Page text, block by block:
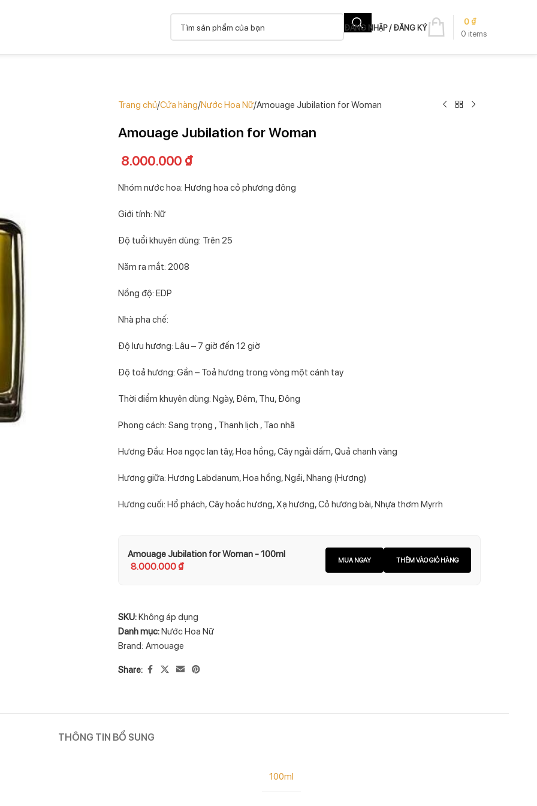
ĐĂNG NHẬP / ĐĂNG KÝ
0 items
0₫
Trang chủ Cửa hàng Nước Hoa Nữ Amouage Jubilation for Woman
Amouage Jubilation for Woman
8.000.000 ₫
Nhóm nước hoa: Hương hoa cỏ phương đông
Giới tính: Nữ
Độ tuổi khuyên dùng: Trên 25
Năm ra mắt: 2008
Nồng độ: EDP
Nhà pha chế:
Độ lưu hương: Lâu – 7 giờ đến 12 giờ
Độ toả hương: Gần – Toả hương trong vòng một cánh tay
Thời điểm khuyên dùng: Ngày, Đêm, Thu, Đông
Phong cách: Sang trọng , Thanh lịch , Tao nhã
Hương Đầu: Hoa ngọc lan tây, Hoa hồng, Cây ngải dấm, Quả chanh vàng
Hương giữa: Hương Labdanum, Hoa hồng, Ngải, Nhang (Hương)
Hương cuối: Hổ phách, Cây hoắc hương, Xạ hương, Cỏ hương bài, Nhựa thơm Myrrh
Amouage Jubilation for Woman - 100ml
8.000.000₫ MUA NGAY THÊM VÀO GIỎ HÀNG
SKU:Không áp dụng
Danh mục:Nước Hoa Nữ
Brand: Amouage
Share:
THÔNG TIN BỔ SUNG
100ml